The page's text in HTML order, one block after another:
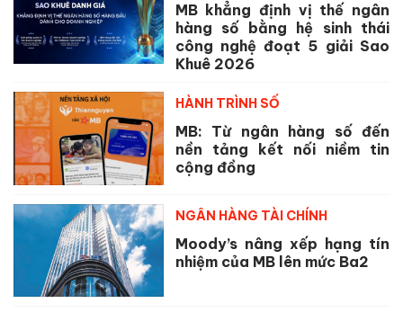
MB khẳng định vị thế ngân
hàng số bằng hệ sinh thái
công nghệ đoạt 5 giải Sao
Khuê 2026
HÀNH TRÌNH SỐ
MB: Từ ngân hàng số đến
nền tảng kết nối niềm tin
cộng đồng
NGÂN HÀNG TÀI CHÍNH
Moody’s nâng xếp hạng tín
nhiệm của MB lên mức Ba2